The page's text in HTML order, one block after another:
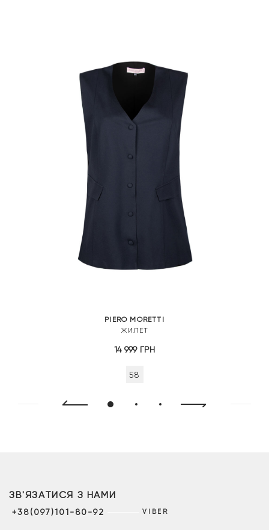
PIERO MORETTI
ЖИЛЕТ
14 999 ГРН
58
ЗВ'ЯЗАТИСЯ З НАМИ
+38(097)101-80-92 VIBER